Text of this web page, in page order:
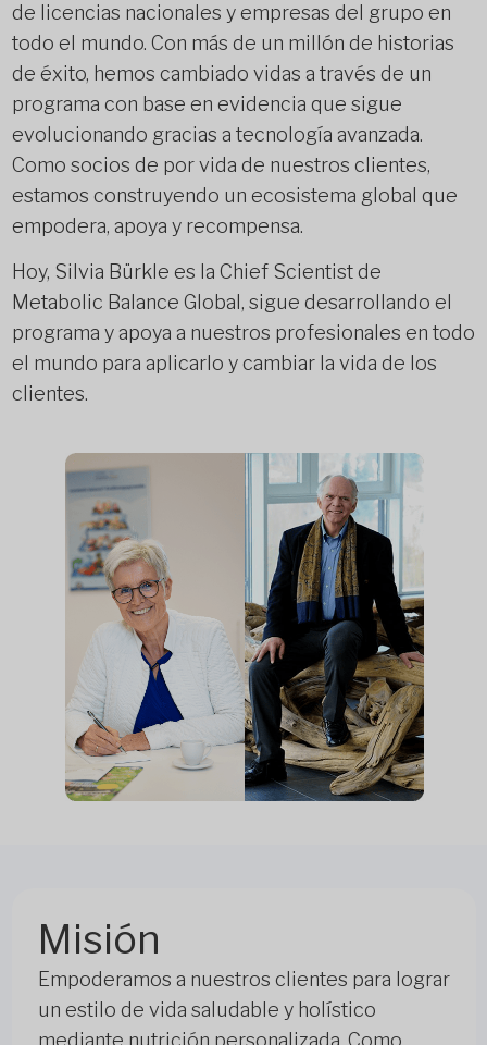
de licencias nacionales y empresas del grupo en
todo el mundo. Con más de un millón de historias
de éxito, hemos cambiado vidas a través de un
programa con base en evidencia que sigue
evolucionando gracias a tecnología avanzada.
Como socios de por vida de nuestros clientes,
estamos construyendo un ecosistema global que
empodera, apoya y recompensa.
Hoy, Silvia Bürkle es la Chief Scientist de
Metabolic Balance Global, sigue desarrollando el
programa y apoya a nuestros profesionales en todo
el mundo para aplicarlo y cambiar la vida de los
clientes.
Misión
Empoderamos a nuestros clientes para lograr
un estilo de vida saludable y holístico
mediante nutrición personalizada. Como